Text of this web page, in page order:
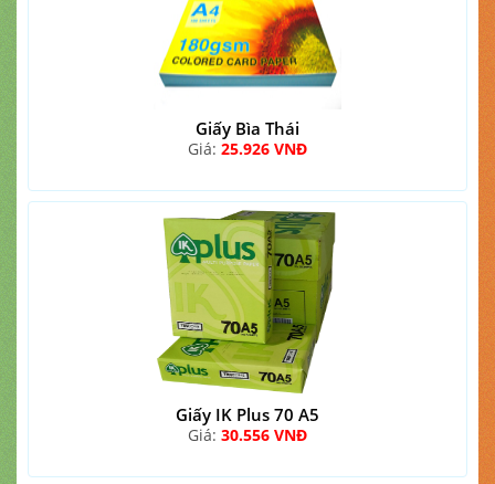
Giấy Bìa Thái
Giá: 25.926 VNĐ
Giấy IK Plus 70 A5
Giá: 30.556 VNĐ